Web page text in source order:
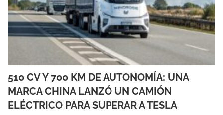
510 CV Y 700 KM DE AUTONOMÍA: UNA
MARCA CHINA LANZÓ UN CAMIÓN
ELÉCTRICO PARA SUPERAR A TESLA